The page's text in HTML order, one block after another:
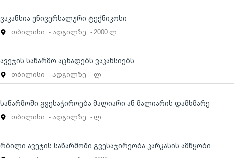
ვაკანსია უნივერსალური ტექნიკოსი
თბილისი - ადგილზე - 2000 ლ
ავეჯის საწარმო აცხადებს ვაკანსიებს:
თბილისი - ადგილზე - ლ
საწარმოში გვესაჭიროება მალიარი ან მალიარის დამხმარე
თბილისი - ადგილზე - ლ
რბილი ავეჯის საწარმოში გვესაჯირეობა კარკასის ამწყობი